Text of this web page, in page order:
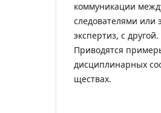
коммуникации
следователями или
экспертиз, с другой.
Приводятся
дисциплинарных
ществах.